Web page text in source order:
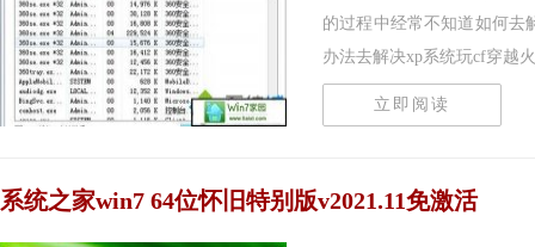
的过程中经常不知道如何去
办法去解决xp系统玩cf穿越
立即阅读
系统之家win7 64位怀旧特别版v2021.11免激活